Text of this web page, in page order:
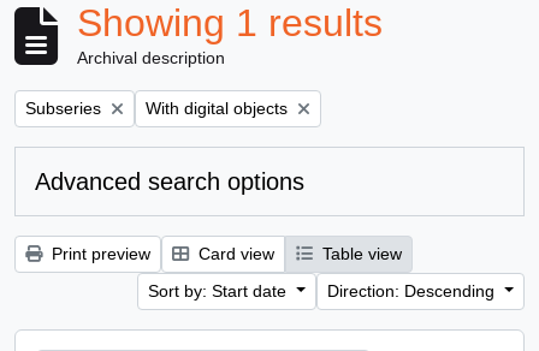
Showing 1 results
Archival description
Remove filter:
Subseries Remove filter:
With digital objects
Advanced search options
Print preview Card view
Table view
Sort by: Start date
Direction: Descending